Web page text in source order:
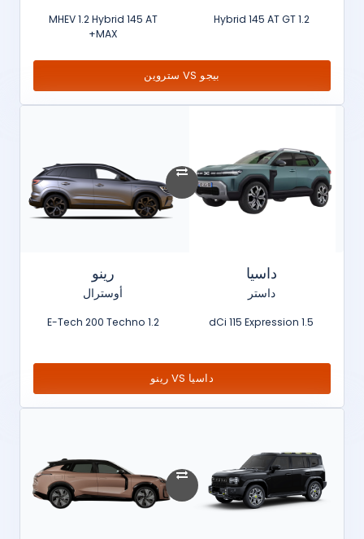
1.2 Hybrid 145 AT GT
MHEV 1.2 Hybrid 145 AT
MAX+
بيجو VS ستروين
داسيا
داستر
1.5 dCi 115 Expression
رينو
أوسترال
1.2 E-Tech 200 Techno
داسيا VS رينو